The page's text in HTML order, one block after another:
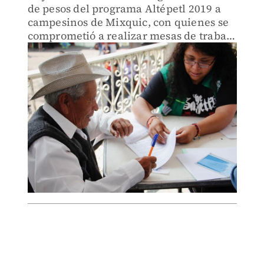
de pesos del programa Altépetl 2019 a
campesinos de Mixquic, con quienes se
comprometió a realizar mesas de trabajo
para atender sus demandas después del
Día de Muertos.